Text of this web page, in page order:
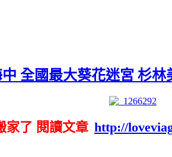
全國最大葵花迷宮 杉林
家了 閱讀文章 http://